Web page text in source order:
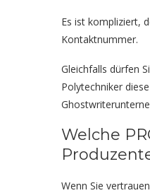
Es ist kompliziert,
Kontaktnummer.
Gleichfalls dürfen
Polytechniker
Welche
Wenn Sie